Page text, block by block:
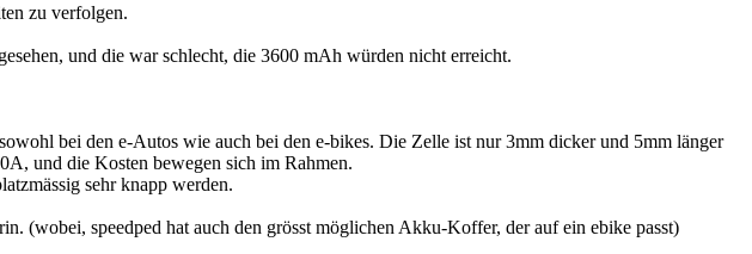
zu verfolgen.
und die war schlecht, die 3600 mAh würden nicht erreicht.
bei den e-Autos wie auch bei den e-bikes. Die Zelle ist nur 3mm dicker und 5mm länger
und die Kosten bewegen sich im Rahmen.
sehr knapp werden.
(wobei, speedped hat auch den grösst möglichen Akku-Koffer, der auf ein ebike passt)